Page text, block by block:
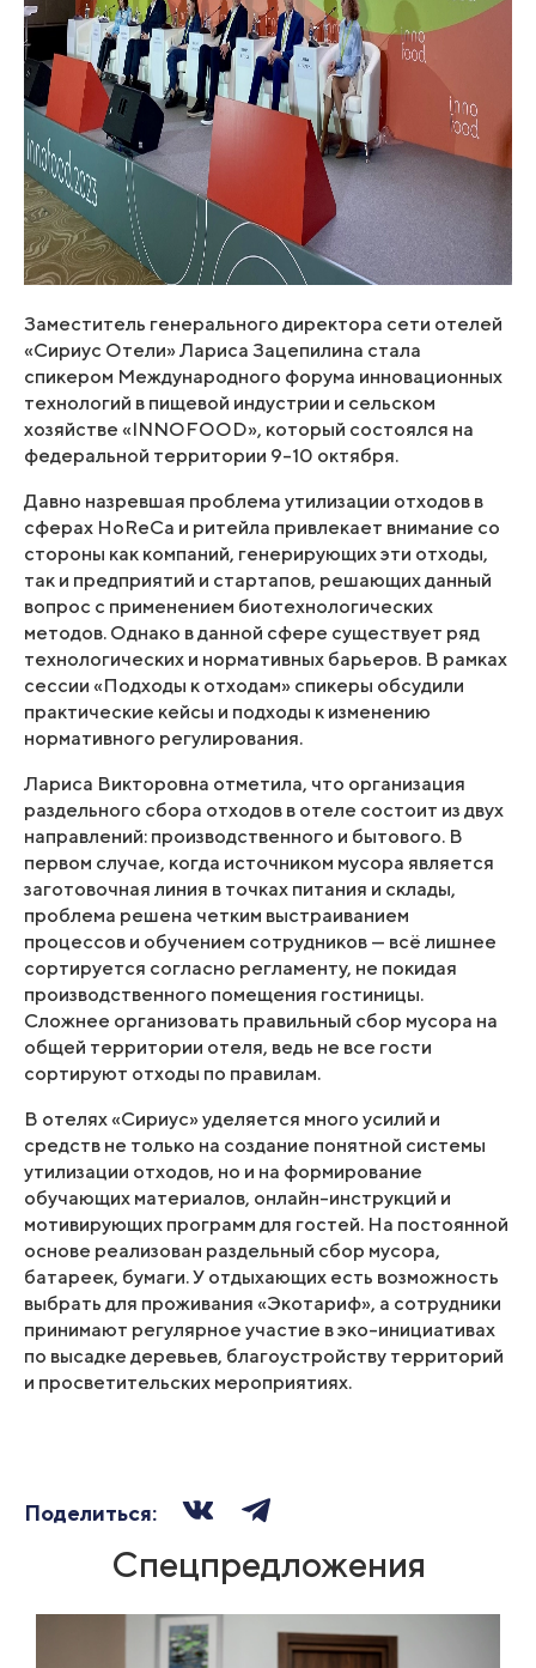
Заместитель генерального директора сети отелей
«Сириус Отели» Лариса Зацепилина стала
спикером Международного форума инновационных
технологий в пищевой индустрии и сельском
хозяйстве «INNOFOOD», который состоялся на
федеральной территории 9-10 октября.
Давно назревшая проблема утилизации отходов в
сферах HoReCa и ритейла привлекает внимание со
стороны как компаний, генерирующих эти отходы,
так и предприятий и стартапов, решающих данный
вопрос с применением биотехнологических
методов. Однако в данной сфере существует ряд
технологических и нормативных барьеров. В рамках
сессии «Подходы к отходам» спикеры обсудили
практические кейсы и подходы к изменению
нормативного регулирования.
Лариса Викторовна отметила, что организация
раздельного сбора отходов в отеле состоит из двух
направлений: производственного и бытового. В
первом случае, когда источником мусора является
заготовочная линия в точках питания и склады,
проблема решена четким выстраиванием
процессов и обучением сотрудников — всё лишнее
сортируется согласно регламенту, не покидая
производственного помещения гостиницы.
Сложнее организовать правильный сбор мусора на
общей территории отеля, ведь не все гости
сортируют отходы по правилам.
В отелях «Сириус» уделяется много усилий и
средств не только на создание понятной системы
утилизации отходов, но и на формирование
обучающих материалов, онлайн-инструкций и
мотивирующих программ для гостей. На постоянной
основе реализован раздельный сбор мусора,
батареек, бумаги. У отдыхающих есть возможность
выбрать для проживания «Экотариф», а сотрудники
принимают регулярное участие в эко-инициативах
по высадке деревьев, благоустройству территорий
и просветительских мероприятиях.
Поделиться:
Спецпредложения